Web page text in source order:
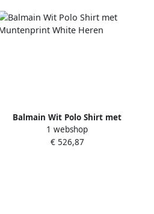
Balmain Wit Polo Shirt met
Muntenprint White Heren
1 webshop
€ 526,87